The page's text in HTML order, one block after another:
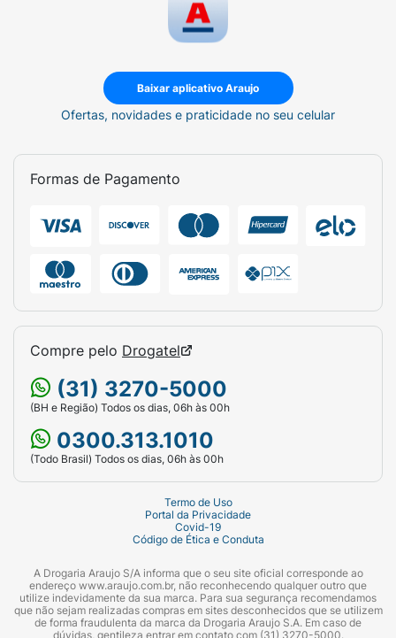
pó, colágeno hidrolisado em peptídeos
(Peptan), aromas natural e idêntico ao natural,
esteviol (estévia).
NÃO CONTÉM GLÚTEN.
porção).
Modo de Preparo:
Adicione 28g (1 colher-medida) em
aproximadamente 200ml (1 copo) de água e
imediatamente após o preparo. Recomenda-
se o uso uma vez ao dia, ou conforme
Manter este produto bem fechado em local
Após aberto, consumir em até 30 dias.
“Este produto não é um medicamento.”
“Não exceder a recomendação diária de
consumo indicada na embalagem.”
Baixar aplicativo Araujo
Ofertas, novidades e praticidade no seu celular
Formas de Pagamento
Compre pelo Drogatel
(31) 3270-5000
(BH e Região) Todos os dias, 06h às 00h
0300.313.1010
(Todo Brasil) Todos os dias, 06h às 00h
Termo de Uso
Portal da Privacidade
Covid-19
Código de Ética e Conduta
A Drogaria Araujo S/A informa que o seu site oficial corresponde ao
endereço www.araujo.com.br, não reconhecendo qualquer outro que
utilize indevidamente da sua marca. Para sua segurança recomendamos
que não sejam realizadas compras em sites desconhecidos que se utilizem
de forma fraudulenta da marca da Drogaria Araujo S.A. Em caso de
dúvidas, gentileza entrar em contato com (31) 3270-5000.